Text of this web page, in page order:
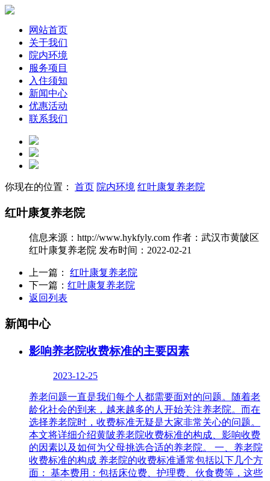
网站首页
关于我们
院内环境
服务项目
入住须知
新闻中心
优惠活动
联系我们
你现在的位置： 首页 院内环境 红叶康复养老院
红叶康复养老院
信息来源：http://www.hykfyly.com 作者：武汉市黄陂区
红叶康复养老院 发布时间：2022-02-21
上一篇： 红叶康复养老院
下一篇： 红叶康复养老院
返回列表
新闻中心
影响养老院收费标准的主要因素
2023-12-25
养老问题一直是我们每个人都需要面对的问题。随着老
龄化社会的到来，越来越多的人开始关注养老院。而在
选择养老院时，收费标准无疑是大家非常关心的问题。
本文将详细介绍黄陂养老院收费标准的构成、影响收费
的因素以及如何为父母挑选合适的养老院。 一、养老院
收费标准的构成 养老院的收费标准通常包括以下几个方
面： 基本费用：包括床位费、护理费、伙食费等，这些